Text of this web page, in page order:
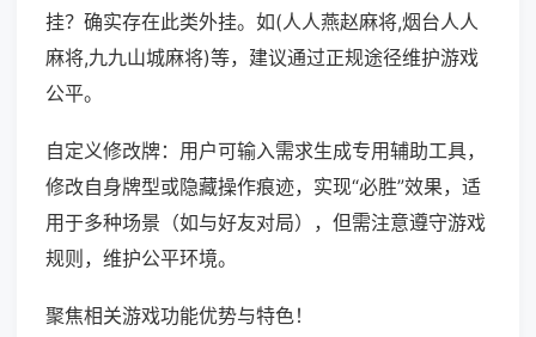
挂？确实存在此类外挂。如(人人燕赵麻将,烟台人人
麻将,九九山城麻将)等，建议通过正规途径维护游戏
公平。
自定义修改牌：用户可输入需求生成专用辅助工具，
修改自身牌型或隐藏操作痕迹，实现“必胜”效果，适
用于多种场景（如与好友对局），但需注意遵守游戏
规则，维护公平环境。
聚焦相关游戏功能优势与特色！